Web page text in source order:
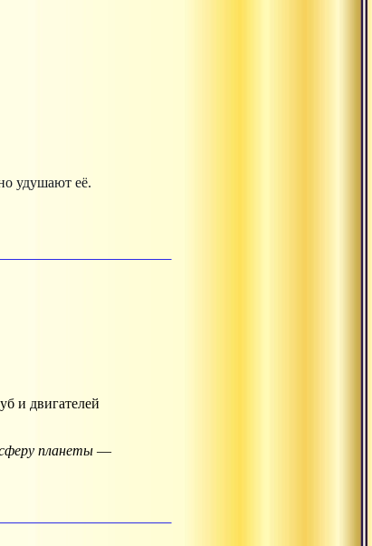
удушают её.
и двигателей
планеты —